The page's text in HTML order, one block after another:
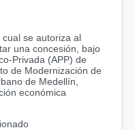
cual se autoriza al
una concesión, bajo
Privada (APP) de
de Modernización de
de Medellín,
económica